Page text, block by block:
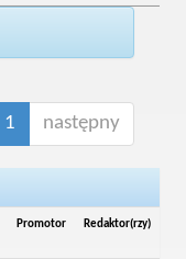
1 następny
Promotor Redaktor(rzy)